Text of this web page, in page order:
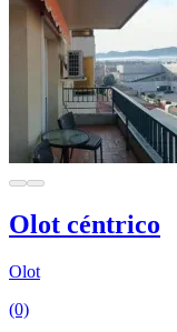
Olot céntrico
Olot
(0)